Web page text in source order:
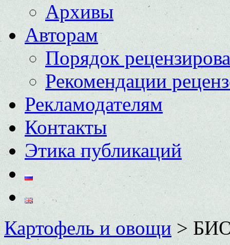
Архивы
Авторам
Порядок
Рекомендации
Рекламодателям
Контакты
Этика публикаций
Картофель и овощи>